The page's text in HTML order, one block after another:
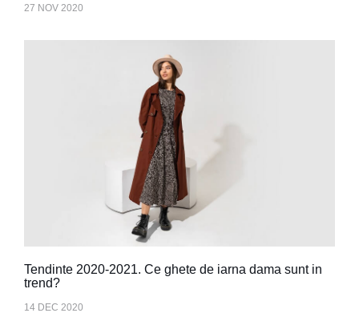
27 NOV 2020
Tendinte 2020-2021. Ce ghete de iarna dama sunt in
trend?
14 DEC 2020